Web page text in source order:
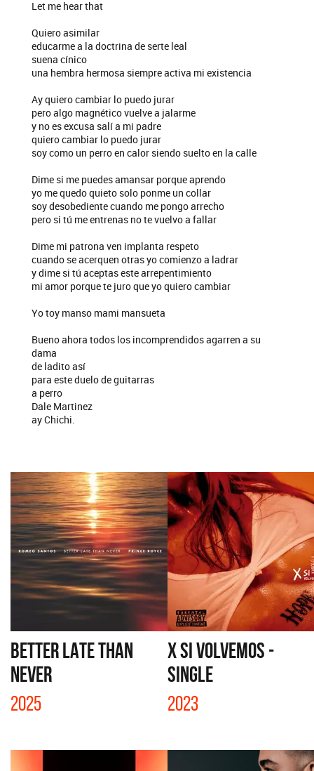
Let me hear that
Quiero asimilar
educarme a la doctrina de serte leal
suena cínico
una hembra hermosa siempre activa mi existencia
Ay quiero cambiar lo puedo jurar
pero algo magnético vuelve a jalarme
y no es excusa salí a mi padre
quiero cambiar lo puedo jurar
soy como un perro en calor siendo suelto en la calle
Dime si me puedes amansar porque aprendo
yo me quedo quieto solo ponme un collar
soy desobediente cuando me pongo arrecho
pero si tú me entrenas no te vuelvo a fallar
Dime mi patrona ven implanta respeto
cuando se acerquen otras yo comienzo a ladrar
y dime si tú aceptas este arrepentimiento
mi amor porque te juro que yo quiero cambiar
Yo toy manso mami mansueta
Bueno ahora todos los incomprendidos agarren a su
dama
de ladito así
para este duelo de guitarras
a perro
Dale Martinez
ay Chichi.
BETTER LATE THAN
NEVER
2025
X SI VOLVEMOS -
SINGLE
2023